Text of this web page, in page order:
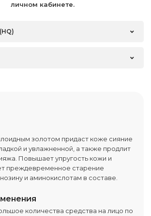
личном кабинете.
золотом придаст коже сияние
и увлажненной, а также продлит
Повышает упругость кожи и
преждевременное старение
и аминокислотам в составе.
количества средства на лицо по